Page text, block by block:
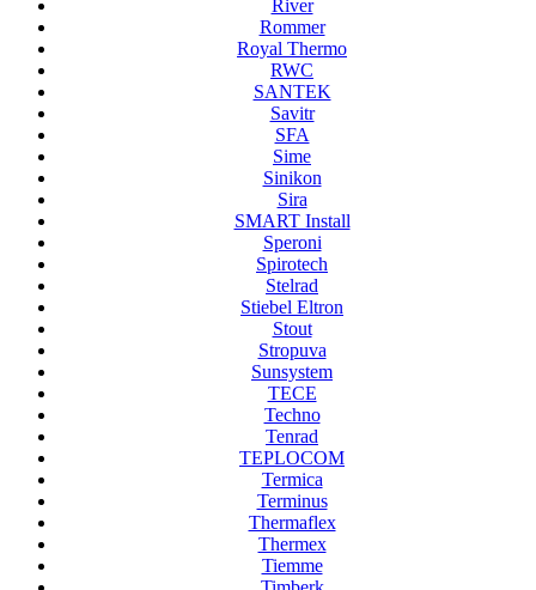
River
Rommer
Royal Thermo
RWC
SANTEK
Savitr
SFA
Sime
Sinikon
Sira
SMART Install
Speroni
Spirotech
Stelrad
Stiebel Eltron
Stout
Stropuva
Sunsystem
TECE
Techno
Tenrad
TEPLOCOM
Termica
Terminus
Thermaflex
Thermex
Tiemme